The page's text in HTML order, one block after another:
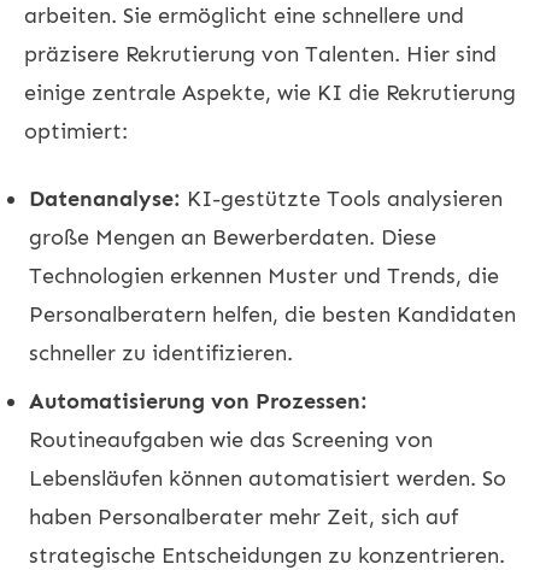
arbeiten. Sie ermöglicht eine schnellere und
präzisere Rekrutierung von Talenten. Hier sind
einige zentrale Aspekte, wie KI die Rekrutierung
optimiert:
Datenanalyse: KI-gestützte Tools analysieren
große Mengen an Bewerberdaten. Diese
Technologien erkennen Muster und Trends, die
Personalberatern helfen, die besten Kandidaten
schneller zu identifizieren.
Automatisierung von Prozessen:
Routineaufgaben wie das Screening von
Lebensläufen können automatisiert werden. So
haben Personalberater mehr Zeit, sich auf
strategische Entscheidungen zu konzentrieren.